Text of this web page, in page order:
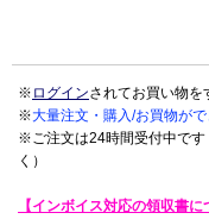
※ ログインされてお買い物を
※大量注文・購入/お買物が
※ご注文は24時間受付中で
く）
【インボイス対応の領収書に